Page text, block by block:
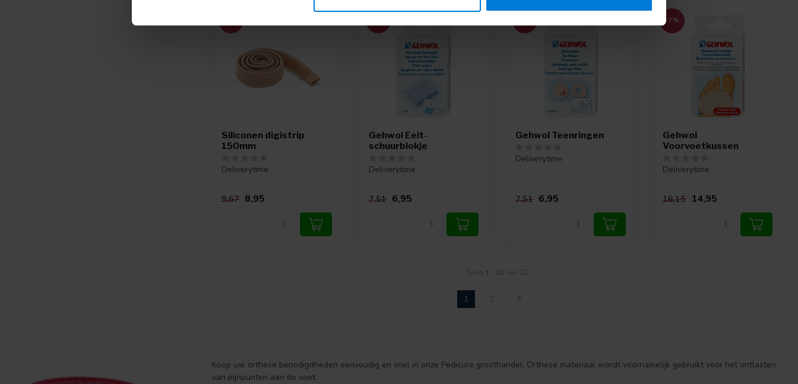
Siliconen digistrip
150mm
Deliverytime
9,67 8,95
Gehwol Eelt-
schuurblokje
Deliverytime
7,51 6,95
Gehwol Teenringen
Deliverytime
7,51 6,95
-7%
Gehwol
Voorvoetkussen
Deliverytime
16,15 14,95
Toon 1 20 van 22
1 2
Koop uw orthese benodigdheden eenvoudig en snel in onze Pedicure groothandel. Orthese materiaal wordt voornamelijk gebruikt voor het ontlasten
van pijnpunten aan de voet.